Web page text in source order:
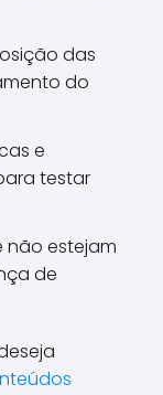
das
do
e
testar
não estejam
de